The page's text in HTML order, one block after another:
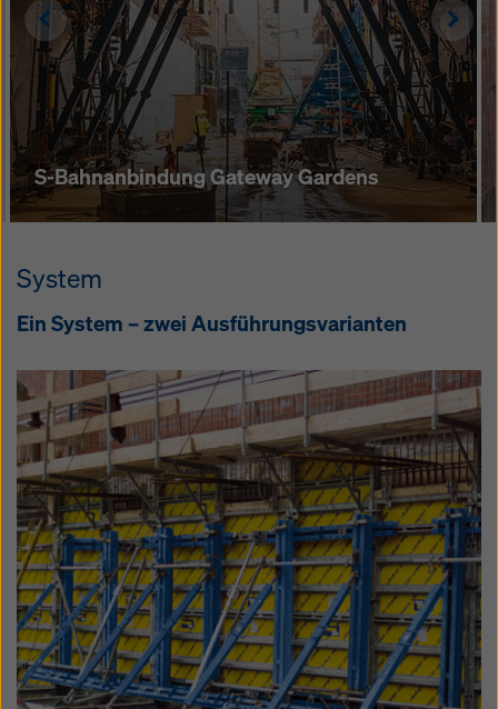
S-Bahnanbindung Gateway Gardens
Left
System
Ein System – zwei Ausführungsvarianten